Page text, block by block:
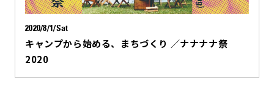
2020/8/1/Sat
キャンプから始める、まちづくり ／ナナナナ祭
2020